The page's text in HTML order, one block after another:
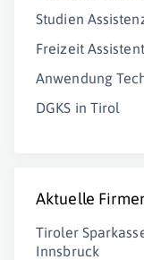
Studien
Freizeit
Anwendung
DGKS in Tirol
Aktuelle
Tiroler
Innsbruck